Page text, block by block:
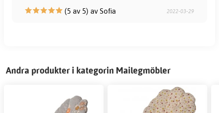
(5 av 5) av Sofia 2022-03-29
Andra produkter i kategorin Mailegmöbler